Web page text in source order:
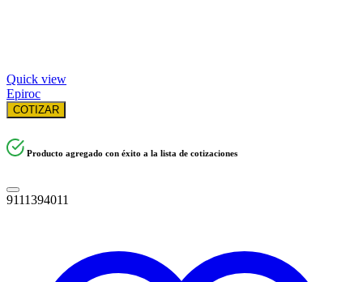
Quick view
Epiroc
COTIZAR
Producto agregado con éxito a la lista de cotizaciones
9111394011